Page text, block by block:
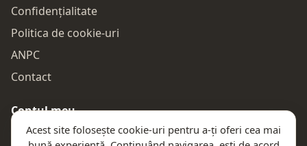
Confidențialitate
Politica de cookie-uri
ANPC
Contact
Contul meu
Autentificare
Acest site folosește cookie-uri pentru a-ți oferi cea mai